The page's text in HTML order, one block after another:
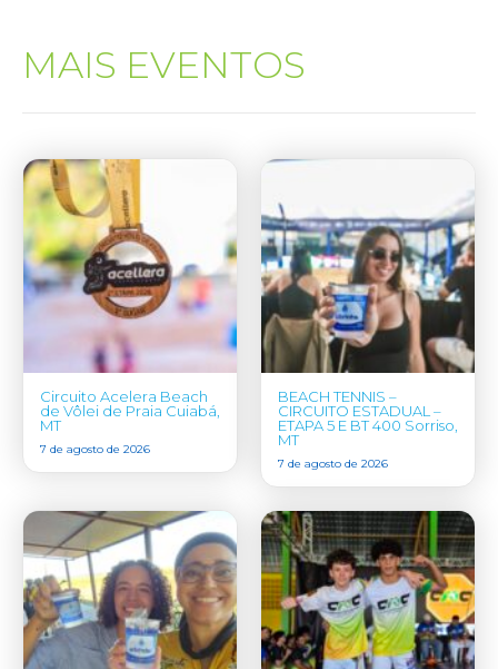
MAIS EVENTOS
Circuito Acelera Beach
de Vôlei de Praia Cuiabá,
MT
7 de agosto de 2026
BEACH TENNIS –
CIRCUITO ESTADUAL –
ETAPA 5 E BT 400 Sorriso,
MT
7 de agosto de 2026